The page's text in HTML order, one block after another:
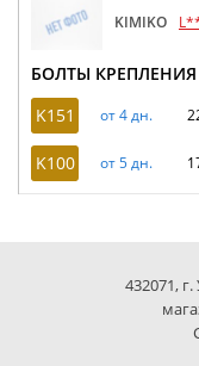
KIMIKO
БОЛТЫ КРЕПЛЕНИЯ
K151
от 4 дн.
K100 от 5 дн.
432071,